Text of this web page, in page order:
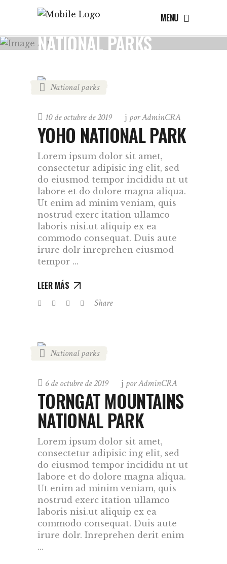
MENU
NATIONAL PARKS
National parks
10 de octubre de 2019 porAdminCRA
YOHO NATIONAL PARK
Lorem ipsum dolor sit amet,
consectetur adipisic ing elit, sed
do eiusmod tempor incididu nt ut
labore et do dolore magna aliqua.
Ut enim ad minim veniam, quis
nostrud exerc itation ullamco
laboris nisi.ut aliquip ex ea
commodo consequat. Duis aute
irure dolr inreprehen eiusmod
tempor
LEER MÁS
Share
National parks
6 de octubre de 2019 porAdminCRA
TORNGAT MOUNTAINS
NATIONAL PARK
Lorem ipsum dolor sit amet,
consectetur adipisic ing elit, sed
do eiusmod tempor incididu nt ut
labore et do dolore magna aliqua.
Ut enim ad minim veniam, quis
nostrud exerc itation ullamco
laboris nisi.ut aliquip ex ea
commodo consequat. Duis aute
irure dolr. Inreprehen derit enim